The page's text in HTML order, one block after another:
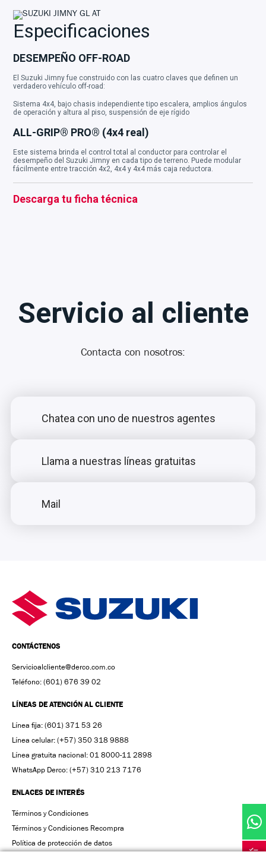
Especificaciones
DESEMPEÑO OFF-ROAD
El Suzuki Jimny fue construido con las cuatro claves que definen un
verdadero vehículo off-road:
Sistema 4x4, bajo chasis independiente tipo escalera, amplios ángulos
de operación y altura al piso, suspensión de eje rígido
ALL-GRIP® PRO® (4x4 real)
Este sistema brinda el control total al conductor para controlar el
desempeño del Suzuki Jimny en cada tipo de terreno. Puede modular
fácilmente entre tracción 4x2, 4x4 y 4x4 más caja reductora.
Descarga tu ficha técnica
Servicio al cliente
Contacta con nosotros:
Chatea con uno de nuestros agentes
Llama a nuestras líneas gratuitas
Mail
CONTÁCTENOS
Servicioalcliente@derco.com.co
Teléfono: (601) 676 39 02
LÍNEAS DE ATENCIÓN AL CLIENTE
Línea fija: (601) 371 53 26
Línea celular: (+57) 350 318 9888
Línea gratuita nacional: 01 8000-11 2898
WhatsApp Derco: (+57) 310 213 7176
ENLACES DE INTERÉS
Términos y Condiciones
Términos y Condiciones Recompra
Política de protección de datos